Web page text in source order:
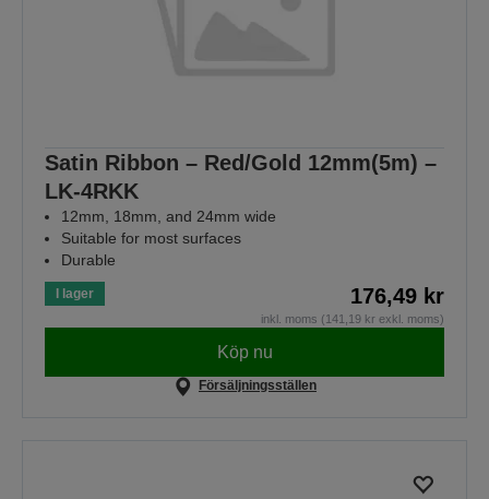
Satin Ribbon – Red/Gold 12mm(5m) –
LK-4RKK
12mm, 18mm, and 24mm wide
Suitable for most surfaces
Durable
I lager 176,49 kr
inkl. moms (141,19 kr exkl. moms)
Köp nu
Försäljningsställen